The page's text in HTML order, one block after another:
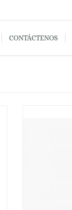
CONTÁCTENOS